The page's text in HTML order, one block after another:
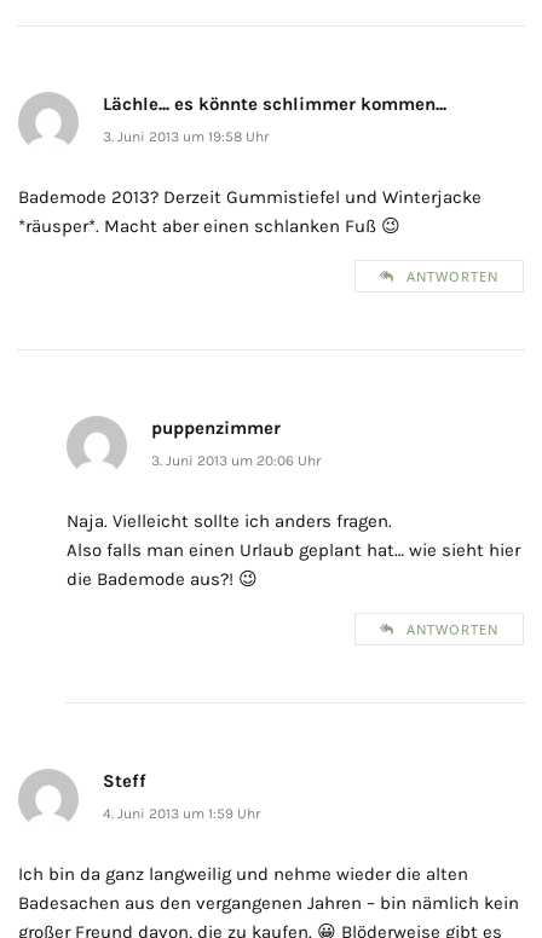
Lächle... es könnte schlimmer kommen...
3. Juni 2013 um 19:58 Uhr
Bademode 2013? Derzeit Gummistiefel und Winterjacke
*räusper*. Macht aber einen schlanken Fuß 😉
ANTWORTEN
puppenzimmer
3. Juni 2013 um 20:06 Uhr
Naja. Vielleicht sollte ich anders fragen.
Also falls man einen Urlaub geplant hat… wie sieht hier
die Bademode aus?! 😉
ANTWORTEN
Steff
4. Juni 2013 um 1:59 Uhr
Ich bin da ganz langweilig und nehme wieder die alten
Badesachen aus den vergangenen Jahren – bin nämlich kein
großer Freund davon, die zu kaufen. 😀 Blöderweise gibt es